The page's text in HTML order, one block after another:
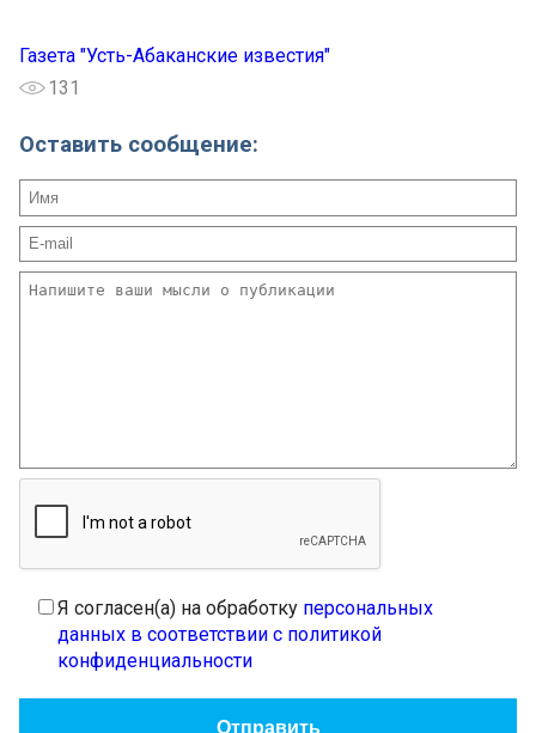
Газета "Усть-Абаканские известия"
131
Оставить сообщение:
Я согласен(а) на обработку персональных
данных в соответствии с политикой
конфиденциальности